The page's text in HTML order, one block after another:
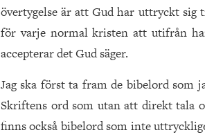
övertygelse är att Gud har uttryckt
för varje normal kristen att utifrån
accepterar det Gud säger.
Jag ska först ta fram de bibelord som
Skriftens ord som utan att direkt tala
finns också bibelord som inte